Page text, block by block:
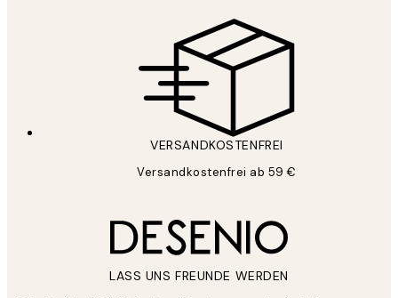
VERSANDKOSTENFREI
Versandkostenfrei ab 59 €
LASS UNS FREUNDE WERDEN